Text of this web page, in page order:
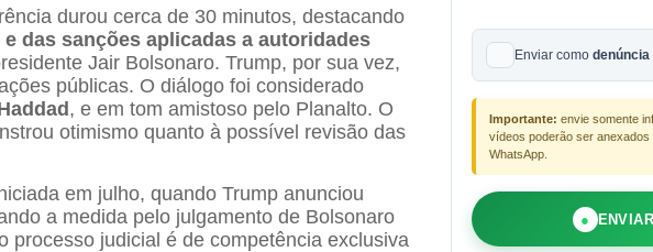
durou cerca de 30 minutos, destacando
das sanções aplicadas a autoridades
Jair Bolsonaro. Trump, por sua vez,
públicas. O diálogo foi considerado
, e em tom amistoso pelo Planalto. O
otimismo quanto à possível revisão das
em julho, quando Trump anunciou
a medida pelo julgamento de Bolsonaro
processo judicial é de competência exclusiva
Enviar como denúncia
Importante: envie somente
vídeos poderão ser
WhatsApp.
●